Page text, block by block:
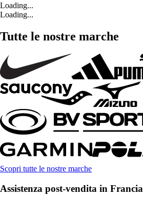
Loading...
Loading...
Tutte le nostre marche
Scopri tutte le nostre marche
Assistenza post-vendita in Francia